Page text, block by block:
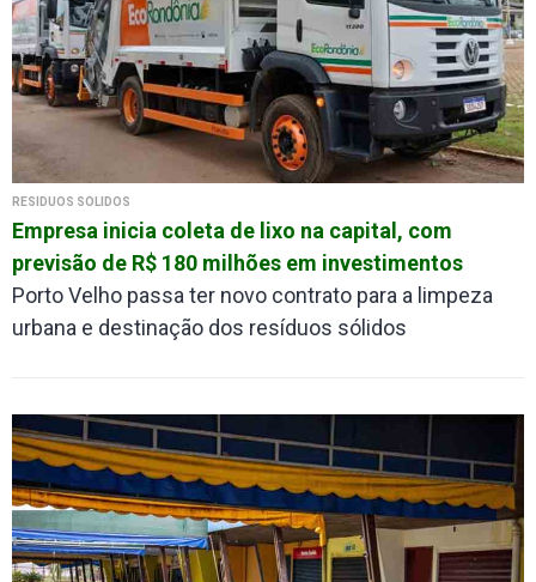
RESÍDUOS SÓLIDOS
Empresa inicia coleta de lixo na capital, com
previsão de R$ 180 milhões em investimentos
Porto Velho passa ter novo contrato para a limpeza
urbana e destinação dos resíduos sólidos